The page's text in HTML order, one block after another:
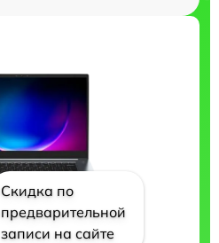
Скидка по
предварительной
записи на сайте